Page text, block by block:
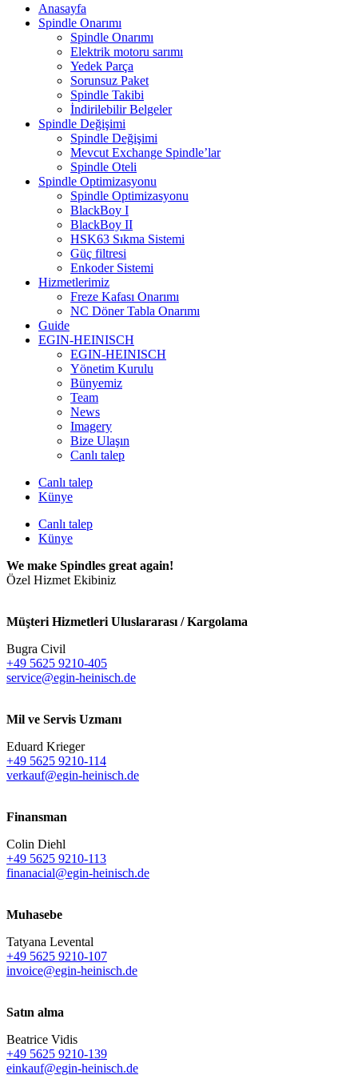
Anasayfa
Spindle Onarımı
Spindle Onarımı
Elektrik motoru sarımı
Yedek Parça
Sorunsuz Paket
Spindle Takibi
İndirilebilir Belgeler
Spindle Değişimi
Spindle Değişimi
Mevcut Exchange Spindle’lar
Spindle Oteli
Spindle Optimizasyonu
Spindle Optimizasyonu
BlackBoy I
BlackBoy II
HSK63 Sıkma Sistemi
Güç filtresi
Enkoder Sistemi
Hizmetlerimiz
Freze Kafası Onarımı
NC Döner Tabla Onarımı
Guide
EGIN-HEINISCH
EGIN-HEINISCH
Yönetim Kurulu
Bünyemiz
Team
News
Imagery
Bize Ulaşın
Canlı talep
Canlı talep
Künye
Canlı talep
Künye
We make Spindles great again!
Özel Hizmet Ekibiniz
Müşteri Hizmetleri Uluslararası / Kargolama
Bugra Civil
+49 5625 9210-405
service@egin-heinisch.de
Mil ve Servis Uzmanı
Eduard Krieger
+49 5625 9210-114
verkauf@egin-heinisch.de
Finansman
Colin Diehl
+49 5625 9210-113
finanacial@egin-heinisch.de
Muhasebe
Tatyana Levental
+49 5625 9210-107
invoice@egin-heinisch.de
Satın alma
Beatrice Vidis
+49 5625 9210-139
einkauf@egin-heinisch.de